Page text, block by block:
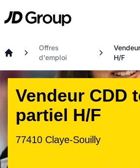
JD
Offres
d'emploi
H/F
Vendeur CDD
partiel H/F
77410 Claye-Souilly